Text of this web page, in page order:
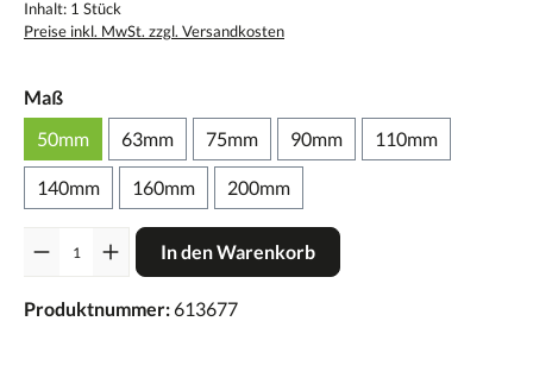
Inhalt: 1 Stück
Preise inkl. MwSt. zzgl. Versandkosten
Maß
50mm
63mm 75mm 90mm 110mm
140mm 160mm 200mm
In den Warenkorb
Produktnummer:613677